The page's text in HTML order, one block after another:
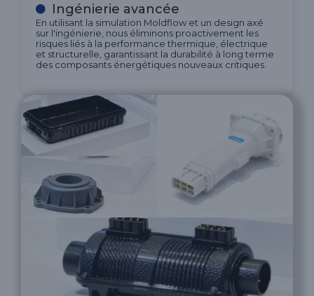
Ingénierie avancée
En utilisant la simulation Moldflow et un design axé
sur l'ingénierie, nous éliminons proactivement les
risques liés à la performance thermique, électrique
et structurelle, garantissant la durabilité à long terme
des composants énergétiques nouveaux critiques.